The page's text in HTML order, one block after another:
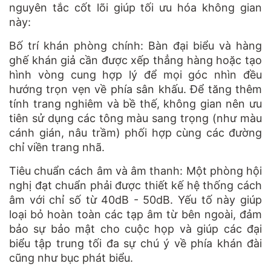
nguyên tắc cốt lõi giúp tối ưu hóa không gian
này:
Bố trí khán phòng chính: Bàn đại biểu và hàng
ghế khán giả cần được xếp thẳng hàng hoặc tạo
hình vòng cung hợp lý để mọi góc nhìn đều
hướng trọn vẹn về phía sân khấu. Để tăng thêm
tính trang nghiêm và bề thế, không gian nên ưu
tiên sử dụng các tông màu sang trọng (như màu
cánh gián, nâu trầm) phối hợp cùng các đường
chỉ viền trang nhã.
Tiêu chuẩn cách âm và âm thanh: Một phòng hội
nghị đạt chuẩn phải được thiết kế hệ thống cách
âm với chỉ số từ 40dB - 50dB. Yếu tố này giúp
loại bỏ hoàn toàn các tạp âm từ bên ngoài, đảm
bảo sự bảo mật cho cuộc họp và giúp các đại
biểu tập trung tối đa sự chú ý về phía khán đài
cũng như bục phát biểu.